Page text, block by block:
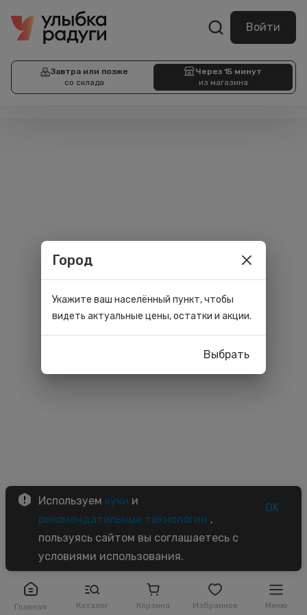
Войти
Завтра или позже
со склада
Через 15 минут
из магазина
Главная Каталог Корзина Избранное Меню
Используем куки и
рекомендательные технологии ,
пользуясь сайтом вы соглашаетесь с
условиями использования.
OK
Город
Укажите ваш населённый пункт, чтобы
видеть актуальные цены, остатки и акции.
Выбрать